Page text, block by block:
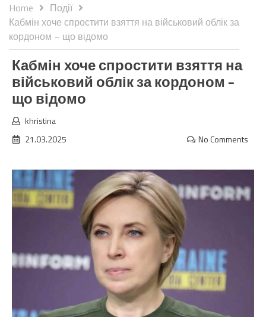
Home
Події
Кабмін хоче спростити взяття на військовий облік за
кордоном – що відомо
Кабмін хоче спростити взяття на
військовий облік за кордоном –
що відомо
khristina
21.03.2025
No Comments